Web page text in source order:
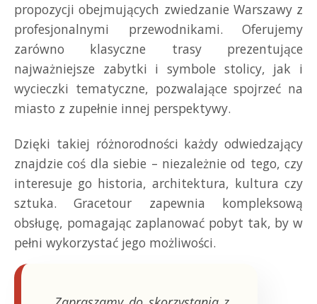
propozycji obejmujących zwiedzanie Warszawy z
profesjonalnymi przewodnikami. Oferujemy
zarówno klasyczne trasy prezentujące
najważniejsze zabytki i symbole stolicy, jak i
wycieczki tematyczne, pozwalające spojrzeć na
miasto z zupełnie innej perspektywy.
Dzięki takiej różnorodności każdy odwiedzający
znajdzie coś dla siebie – niezależnie od tego, czy
interesuje go historia, architektura, kultura czy
sztuka. Gracetour zapewnia kompleksową
obsługę, pomagając zaplanować pobyt tak, by w
pełni wykorzystać jego możliwości.